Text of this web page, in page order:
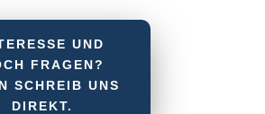
UND
FRAGEN?
SCHREIB UNS
DIREKT.